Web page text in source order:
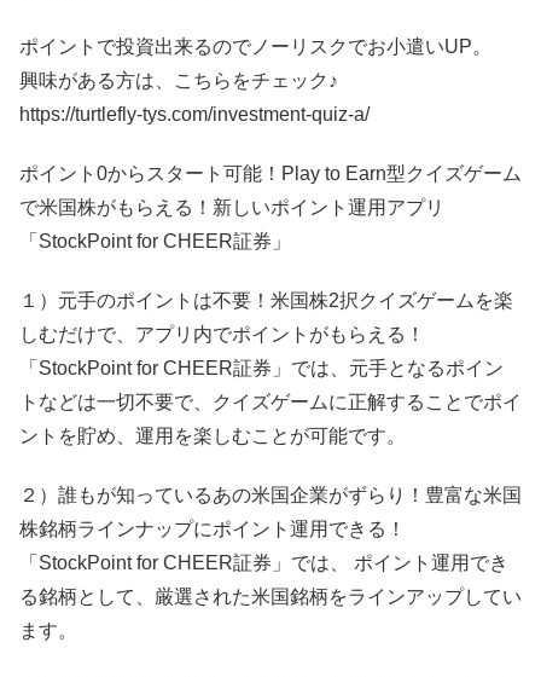
ポイントで投資出来るのでノーリスクでお小遣いUP。
興味がある方は、こちらをチェック♪
https://turtlefly-tys.com/investment-quiz-a/
ポイント0からスタート可能！Play to Earn型クイズゲーム
で米国株がもらえる！新しいポイント運用アプリ
「StockPoint for CHEER証券」
１）元手のポイントは不要！米国株2択クイズゲームを楽
しむだけで、アプリ内でポイントがもらえる！
「StockPoint for CHEER証券」では、元手となるポイン
トなどは一切不要で、クイズゲームに正解することでポイ
ントを貯め、運用を楽しむことが可能です。
２）誰もが知っているあの米国企業がずらり！豊富な米国
株銘柄ラインナップにポイント運用できる！
「StockPoint for CHEER証券」では、 ポイント運用でき
る銘柄として、厳選された米国銘柄をラインアップしてい
ます。